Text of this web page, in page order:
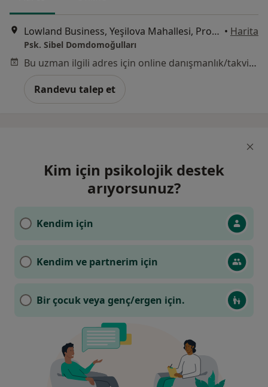
Lowland Business, Yeşilova Mahallesi, Prof. Dr. Necmettin Erbakan Bulvarı, 4002. Cad. Kat:7 No:31, Ankara • Harita
Psk. Sibel Domdomoğulları
Bu uzman ilgili adres için online danışmanlık/takvim sunmuyor.
Randevu talep et
Kim için psikolojik destek
arıyorsunuz?
Kendim için
Kendim ve partnerim için
Bir çocuk veya genç/ergen için.